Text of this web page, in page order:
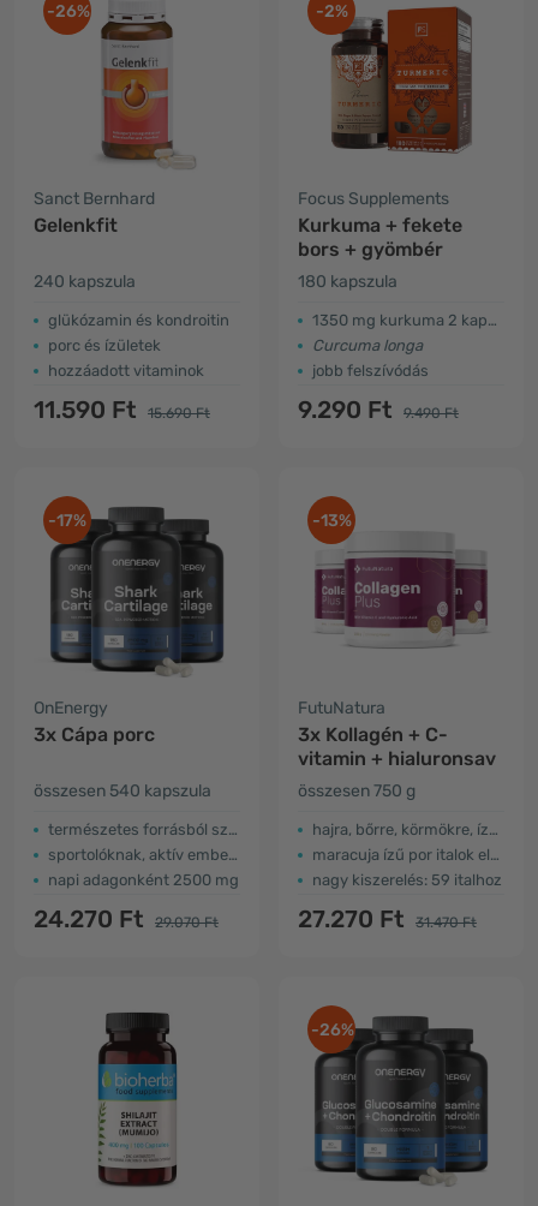
-26%
Sanct Bernhard
Gelenkfit
240 kapszula
glükózamin és kondroitin
porc és ízületek
hozzáadott vitaminok
11.590 Ft 15.690 Ft
-2%
Focus Supplements
Kurkuma + fekete
bors + gyömbér
180 kapszula
1350 mg kurkuma 2 kapszulánként
Curcuma longa
jobb felszívódás
9.290 Ft 9.490 Ft
-17%
OnEnergy
3x Cápa porc
összesen 540 kapszula
természetes forrásból származó
sportolóknak, aktív embereknek, idősebbeknek ...
napi adagonként 2500 mg
24.270 Ft 29.070 Ft
-13%
FutuNatura
3x Kollagén + C-
vitamin + hialuronsav
összesen 750 g
hajra, bőrre, körmökre, ízületekre...
maracuja ízű por italok elkészítéséhez
nagy kiszerelés: 59 italhoz
27.270 Ft 31.470 Ft
-26%